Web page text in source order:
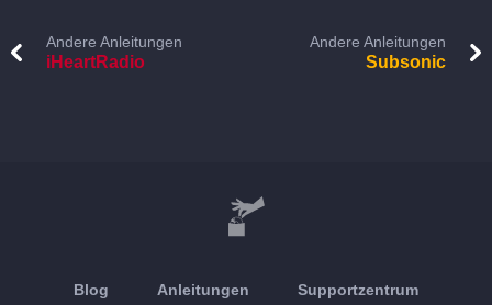
Andere Anleitungen
iHeartRadio
Andere Anleitungen
Subsonic
Blog Anleitungen Supportzentrum